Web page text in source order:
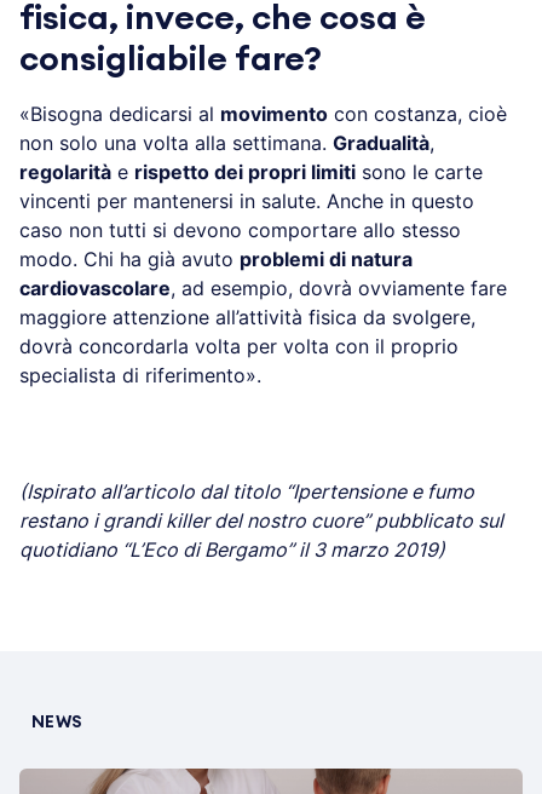
fisica, invece, che cosa è
consigliabile fare?
«Bisogna dedicarsi al movimento con costanza, cioè
non solo una volta alla settimana. Gradualità,
regolarità e rispetto dei propri limiti sono le carte
vincenti per mantenersi in salute. Anche in questo
caso non tutti si devono comportare allo stesso
modo. Chi ha già avuto problemi di natura
cardiovascolare, ad esempio, dovrà ovviamente fare
maggiore attenzione all’attività fisica da svolgere,
dovrà concordarla volta per volta con il proprio
specialista di riferimento».
(Ispirato all’articolo dal titolo “Ipertensione e fumo
restano i grandi killer del nostro cuore” pubblicato sul
quotidiano “L’Eco di Bergamo” il 3 marzo 2019)
NEWS